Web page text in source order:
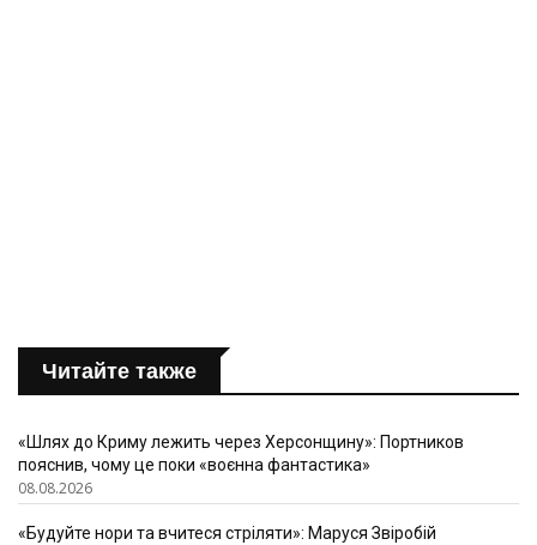
Читайте также
«Шлях до Криму лежить через Херсонщину»: Портников
пояснив, чому це поки «воєнна фантастика»
08.08.2026
«Будуйте нори та вчитеся стріляти»: Маруся Звіробій